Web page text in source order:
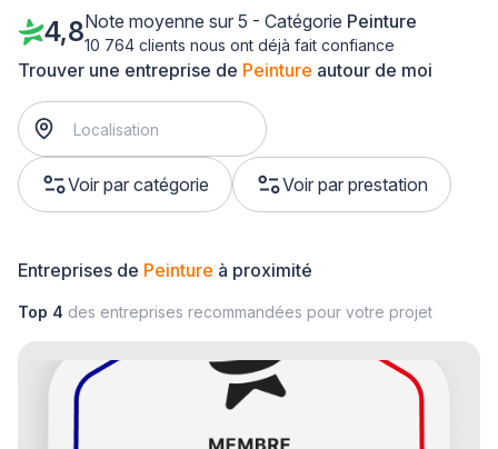
Trouver une entreprise de Peinture autour de moi
Voir par catégorie Voir par prestation
4,8Note moyenne sur 5 - Catégorie Peinture
10 764 clients nous ont déjà fait confiance
Entreprises de Peinture à proximité
Top 4 des entreprises recommandées pour votre projet